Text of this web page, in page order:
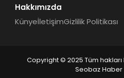
Hakkımızda
KünyeİletişimGizlilik Politikası
Copyright © 2025 Tüm hakları
Seobaz Haber